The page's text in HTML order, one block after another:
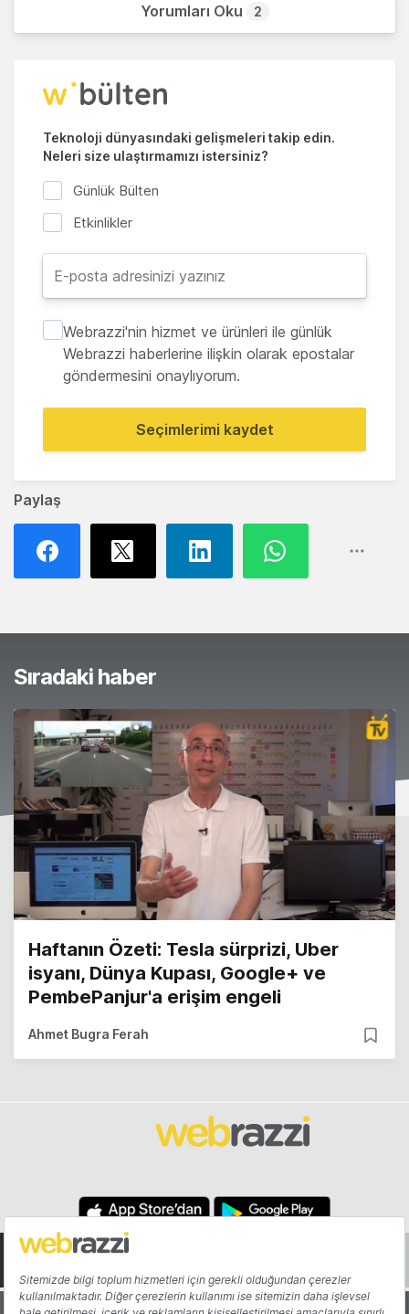
Paylaş
Yorumları Oku 2
Teknoloji dünyasındaki gelişmeleri takip edin.
Neleri size ulaştırmamızı istersiniz?
Günlük Bülten
Etkinlikler
Webrazzi'nin hizmet ve ürünleri ile günlük
Webrazzi haberlerine ilişkin olarak epostalar
göndermesini onaylıyorum.
Seçimlerimi kaydet
Sıradaki haber
Haftanın Özeti: Tesla sürprizi, Uber
isyanı, Dünya Kupası, Google+ ve
PembePanjur'a erişim engeli
Ahmet Bugra Ferah